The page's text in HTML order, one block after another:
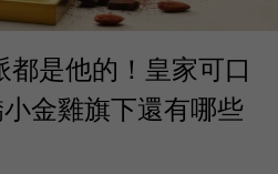
是他的！皇家可口
金雞旗下還有哪些